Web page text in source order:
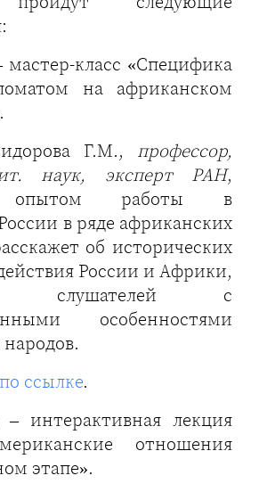
мастер-класс «Специфика
на африканском
Г.М., профессор,
наук, эксперт РАН,
опытом работы в
в ряде африканских
об исторических
России и Африки,
слушателей с
особенностями
по ссылке.
– интерактивная лекция
отношения
этапе».